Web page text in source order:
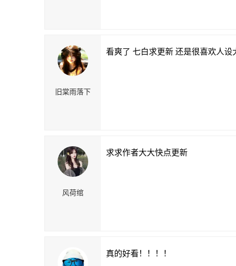
旧棠雨落下
看爽了 七白求更新 还是很喜欢人设
风荷绾
求求作者大大快点更新
真的好看！！！！